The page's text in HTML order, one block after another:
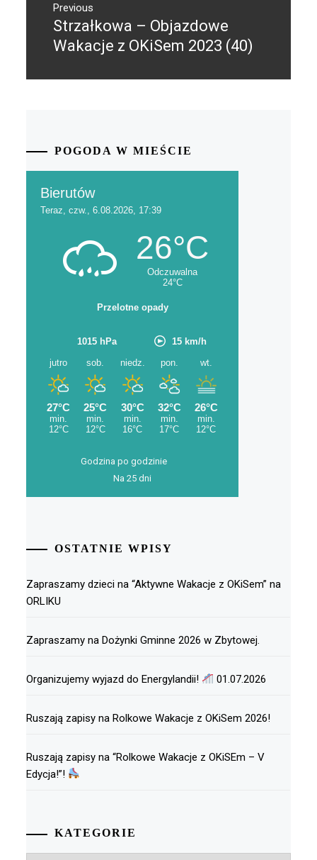
wpisuPrevious
Previous
post:
Strzałkowa – Objazdowe
Wakacje z OKiSem 2023 (40)
POGODA W MIEŚCIE
Godzina po godzinie
Na 25 dni
OSTATNIE WPISY
Zapraszamy dzieci na “Aktywne Wakacje z OKiSem” na
ORLIKU
Zapraszamy na Dożynki Gminne 2026 w Zbytowej.
Organizujemy wyjazd do Energylandii! 01.07.2026
Ruszają zapisy na Rolkowe Wakacje z OKiSem 2026!
Ruszają zapisy na “Rolkowe Wakacje z OKiSEm – V
Edycja!”!
KATEGORIE